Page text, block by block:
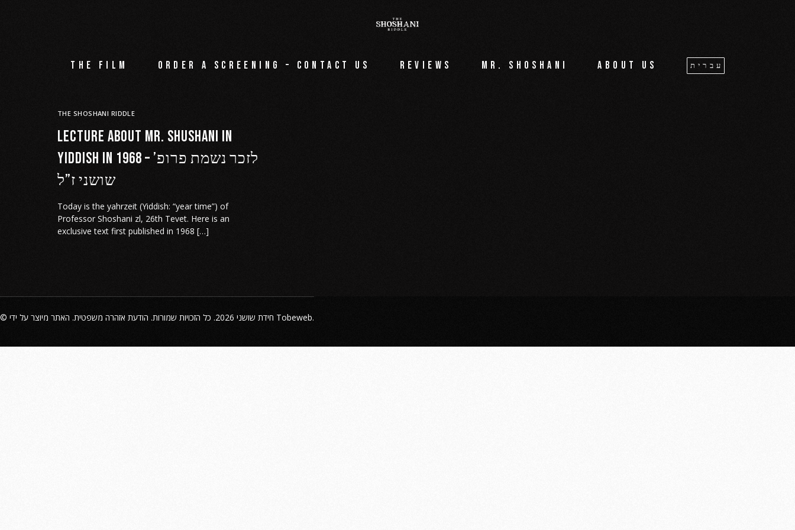
The film Order a screening – Contact Us Reviews Mr. Shoshani About us עברית
THE SHOSHANI RIDDLE
Lecture about Mr. Shushani in
Yiddish in 1968 – לזכר נשמת פרופ’
שושני ז”ל
Today is the yahrzeit (Yiddish: “year time”) of
Professor Shoshani zl, 26th Tevet. Here is an
exclusive text first published in 1968 […]
© חידת שושני הודעת אזהרה משפטית Tobeweb.